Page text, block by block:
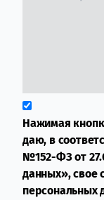
Нажимая
даю, в
№152-ФЗ от
данных», свое
персональных